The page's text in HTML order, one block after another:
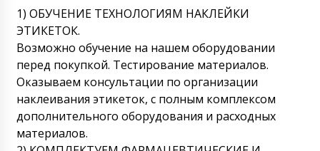
1) ОБУЧЕНИЕ ТЕХНОЛОГИЯМ НАКЛЕЙКИ
ЭТИКЕТОК.
Возможно обучение на нашем оборудовании
перед покупкой. Тестирование материалов.
Оказываем консультации по организации
наклеивания этикеток, с полным комплексом
дополнительного оборудования и расходных
материалов.